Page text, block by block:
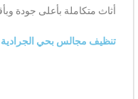
أثاث متكاملة بأعلى جودة
تنظيف مجالس بحي الجرادية